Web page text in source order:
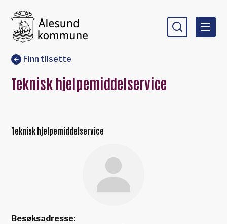
Du er her:
Finn tilsette
Teknisk hjelpemiddelservice
Teknisk hjelpemiddelservice
Besøksadresse: